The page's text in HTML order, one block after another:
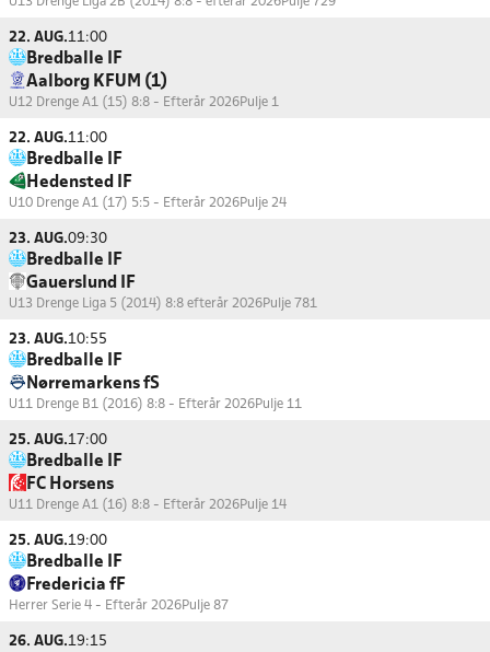
22. AUG.11:00
Bredballe IF
Aalborg KFUM (1)
U12 Drenge A1 (15) 8:8 - Efterår 2026Pulje 1
22. AUG.11:00
Bredballe IF
Hedensted IF
U10 Drenge A1 (17) 5:5 - Efterår 2026Pulje 24
23. AUG.09:30
Bredballe IF
Gauerslund IF
U13 Drenge Liga 5 (2014) 8:8 efterår 2026Pulje 781
23. AUG.10:55
Bredballe IF
Nørremarkens fS
U11 Drenge B1 (2016) 8:8 - Efterår 2026Pulje 11
25. AUG.17:00
Bredballe IF
FC Horsens
U11 Drenge A1 (16) 8:8 - Efterår 2026Pulje 14
25. AUG.19:00
Bredballe IF
Fredericia fF
Herrer Serie 4 - Efterår 2026Pulje 87
26. AUG.19:15